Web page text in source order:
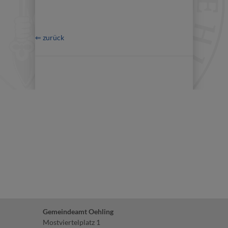
⇐ zurück
Gemeindeamt Oehling
Mostviertelplatz 1